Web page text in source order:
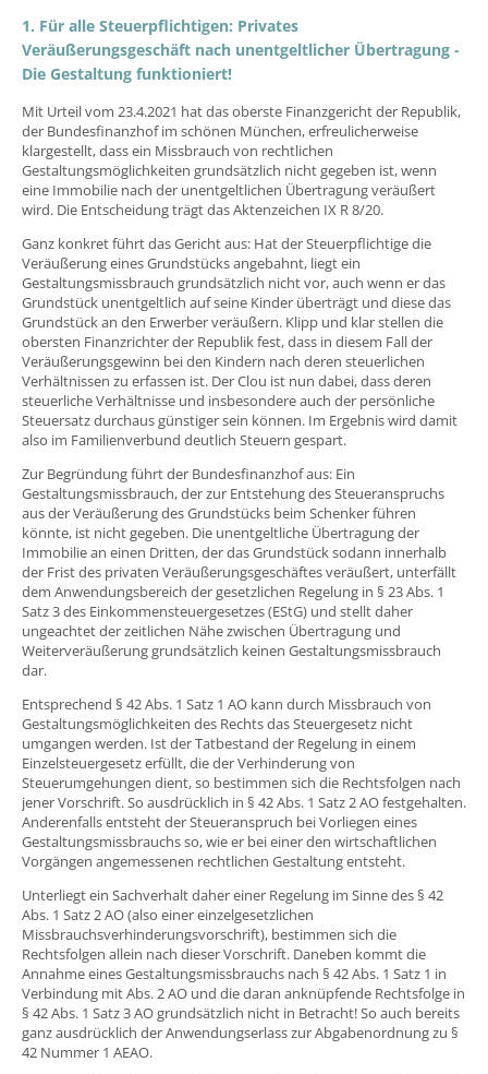
1. Für alle Steuerpflichtigen: Privates
Veräußerungsgeschäft nach unentgeltlicher Übertragung -
Die Gestaltung funktioniert!
Mit Urteil vom 23.4.2021 hat das oberste Finanzgericht der Republik,
der Bundesfinanzhof im schönen München, erfreulicherweise
klargestellt, dass ein Missbrauch von rechtlichen
Gestaltungsmöglichkeiten grundsätzlich nicht gegeben ist, wenn
eine Immobilie nach der unentgeltlichen Übertragung veräußert
wird. Die Entscheidung trägt das Aktenzeichen IX R 8/20.
Ganz konkret führt das Gericht aus: Hat der Steuerpflichtige die
Veräußerung eines Grundstücks angebahnt, liegt ein
Gestaltungsmissbrauch grundsätzlich nicht vor, auch wenn er das
Grundstück unentgeltlich auf seine Kinder überträgt und diese das
Grundstück an den Erwerber veräußern. Klipp und klar stellen die
obersten Finanzrichter der Republik fest, dass in diesem Fall der
Veräußerungsgewinn bei den Kindern nach deren steuerlichen
Verhältnissen zu erfassen ist. Der Clou ist nun dabei, dass deren
steuerliche Verhältnisse und insbesondere auch der persönliche
Steuersatz durchaus günstiger sein können. Im Ergebnis wird damit
also im Familienverbund deutlich Steuern gespart.
Zur Begründung führt der Bundesfinanzhof aus: Ein
Gestaltungsmissbrauch, der zur Entstehung des Steueranspruchs
aus der Veräußerung des Grundstücks beim Schenker führen
könnte, ist nicht gegeben. Die unentgeltliche Übertragung der
Immobilie an einen Dritten, der das Grundstück sodann innerhalb
der Frist des privaten Veräußerungsgeschäftes veräußert, unterfällt
dem Anwendungsbereich der gesetzlichen Regelung in § 23 Abs. 1
Satz 3 des Einkommensteuergesetzes (EStG) und stellt daher
ungeachtet der zeitlichen Nähe zwischen Übertragung und
Weiterveräußerung grundsätzlich keinen Gestaltungsmissbrauch
dar.
Entsprechend § 42 Abs. 1 Satz 1 AO kann durch Missbrauch von
Gestaltungsmöglichkeiten des Rechts das Steuergesetz nicht
umgangen werden. Ist der Tatbestand der Regelung in einem
Einzelsteuergesetz erfüllt, die der Verhinderung von
Steuerumgehungen dient, so bestimmen sich die Rechtsfolgen nach
jener Vorschrift. So ausdrücklich in § 42 Abs. 1 Satz 2 AO festgehalten.
Anderenfalls entsteht der Steueranspruch bei Vorliegen eines
Gestaltungsmissbrauchs so, wie er bei einer den wirtschaftlichen
Vorgängen angemessenen rechtlichen Gestaltung entsteht.
Unterliegt ein Sachverhalt daher einer Regelung im Sinne des § 42
Abs. 1 Satz 2 AO (also einer einzelgesetzlichen
Missbrauchsverhinderungsvorschrift), bestimmen sich die
Rechtsfolgen allein nach dieser Vorschrift. Daneben kommt die
Annahme eines Gestaltungsmissbrauchs nach § 42 Abs. 1 Satz 1 in
Verbindung mit Abs. 2 AO und die daran anknüpfende Rechtsfolge in
§ 42 Abs. 1 Satz 3 AO grundsätzlich nicht in Betracht! So auch bereits
ganz ausdrücklich der Anwendungserlass zur Abgabenordnung zu §
42 Nummer 1 AEAO.